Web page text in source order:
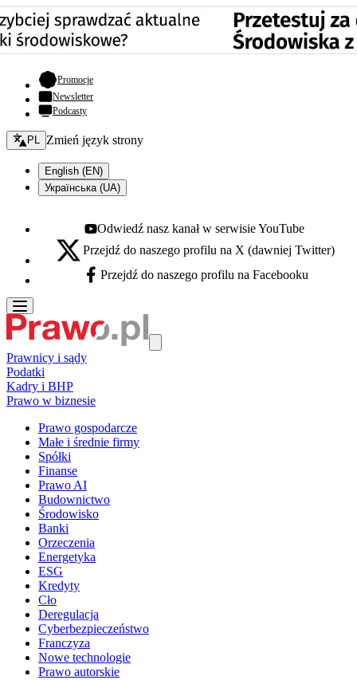
Promocje- otwiera się w nowej karcie
Newsletter
Podcasty
Zmień język - bieżący:
PL Zmień język strony
English (EN)
Українська (UA)
Youtube - otwiera się w nowej karcie
Odwiedź nasz kanał w serwisie YouTube
X - otwiera się w nowej karcie
Przejdź do naszego profilu na X (dawniej Twitter)
Facebook - otwiera się w nowej karcie
Przejdź do naszego profilu na Facebooku
Prawnicy i sądy
Podatki
Kadry i BHP
Prawo w biznesie
Prawo gospodarcze
Małe i średnie firmy
Spółki
Finanse
Prawo AI
Budownictwo
Środowisko
Banki
Orzeczenia
Energetyka
ESG
Kredyty
Cło
Deregulacja
Cyberbezpieczeństwo
Franczyza
Nowe technologie
Prawo autorskie